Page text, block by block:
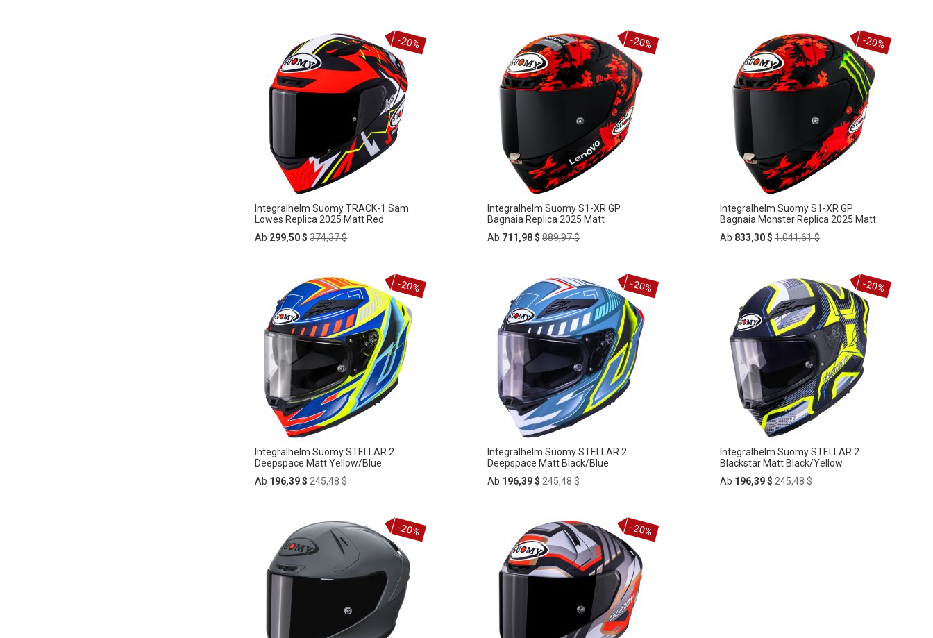
Warenkorb
WUNSCHLISTE
HINZUFÜGEN
Warenkorb
ZUR
WUNSCHLISTE
HINZUFÜGEN
Warenkorb
ZUR
WUNSCHLISTE
HINZUFÜGEN
Integralhelm Suomy TRACK-1 Sam
Lowes Replica 2025 Matt Red
Ab 299,50 $ Regular
374,37 $
-20%
Warenkorb
ZUR
WUNSCHLISTE
HINZUFÜGEN
Integralhelm Suomy S1-XR GP
Bagnaia Replica 2025 Matt
Ab 711,98 $ Regular
889,97 $
-20%
Warenkorb
ZUR
WUNSCHLISTE
HINZUFÜGEN
Integralhelm Suomy S1-XR GP
Bagnaia Monster Replica 2025 Matt
Ab 833,30 $Regular
1.041,61 $
-20%
Warenkorb
ZUR
WUNSCHLISTE
HINZUFÜGEN
Integralhelm Suomy STELLAR 2
Deepspace Matt Yellow/Blue
Ab 196,39 $ Regular
245,48 $
-20%
Warenkorb
ZUR
WUNSCHLISTE
HINZUFÜGEN
Integralhelm Suomy STELLAR 2
Deepspace Matt Black/Blue
Ab 196,39 $ Regular
245,48 $
-20%
Warenkorb
ZUR
WUNSCHLISTE
HINZUFÜGEN
Integralhelm Suomy STELLAR 2
Blackstar Matt Black/Yellow
Ab 196,39 $Regular
245,48 $
-20%
-20% -20%